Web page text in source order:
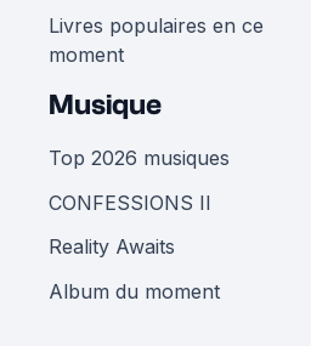
Livres populaires en ce
moment
Musique
Top 2026 musiques
CONFESSIONS II
Reality Awaits
Album du moment